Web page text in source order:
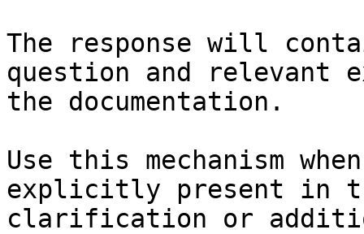
The response will
question and relevant
the documentation.
Use this mechanism
explicitly present in
clarification or